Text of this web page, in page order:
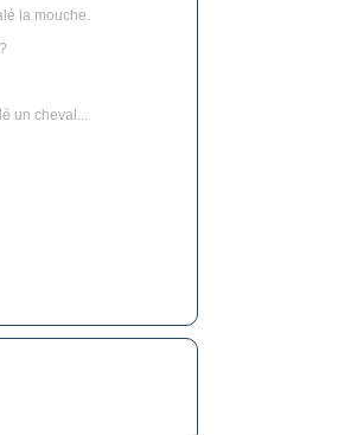
la mouche.
un cheval...